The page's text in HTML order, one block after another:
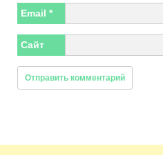
Email *
Сайт